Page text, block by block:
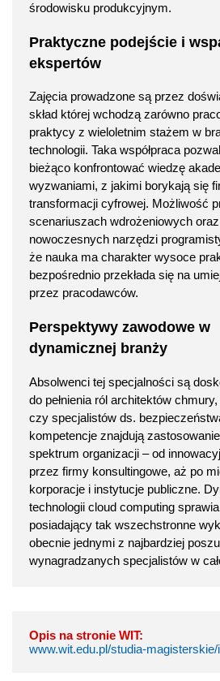
środowisku produkcyjnym.
Praktyczne podejście i
ekspertów
Zajęcia prowadzone są przez
skład której wchodzą zarówno
praktycy z wieloletnim stażem w
technologii. Taka współpraca
bieżąco konfrontować wiedzę
wyzwaniami, z jakimi borykają się
transformacji cyfrowej. Możliwość
scenariuszach wdrożeniowych
nowoczesnych narzędzi
że nauka ma charakter wysoce
bezpośrednio przekłada się na
przez pracodawców.
Perspektywy zawodowe w
dynamicznej branży
Absolwenci tej specjalności są
do pełnienia ról architektów
czy specjalistów ds.
kompetencje znajdują
spektrum organizacji – od
przez firmy konsultingowe, aż po
korporacje i instytucje publiczne.
technologii cloud computing
posiadający tak wszechstronne
obecnie jednymi z najbardziej
wynagradzanych specjalistów w
Opis na stronie WIT:
www.wit.edu.pl/studia-